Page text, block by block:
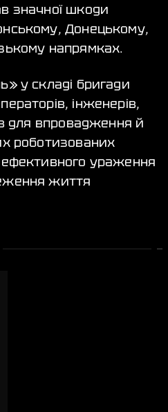
значної шкоди
Донецькому,
напрямках.
у складі бригади
інженерів,
для впровадження й
роботизованих
ураження
життя